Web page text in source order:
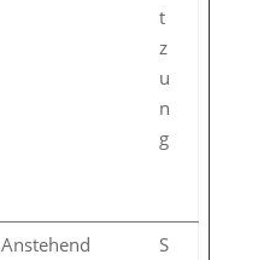
t
z
u
n
g
Anstehend
S